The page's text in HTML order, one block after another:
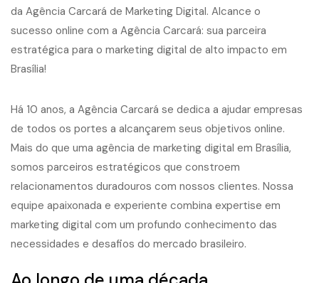
Há 10 anos, a Agência Carcará se dedica a ajudar empresas
de todos os portes a alcançarem seus objetivos online.
Mais do que uma agência de marketing digital em Brasília,
somos parceiros estratégicos que constroem
relacionamentos duradouros com nossos clientes. Nossa
equipe apaixonada e experiente combina expertise em
marketing digital com um profundo conhecimento das
necessidades e desafios do mercado brasileiro.